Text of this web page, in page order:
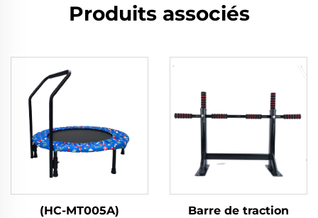
Produits associés
(HC-MT005A)
Barre de traction